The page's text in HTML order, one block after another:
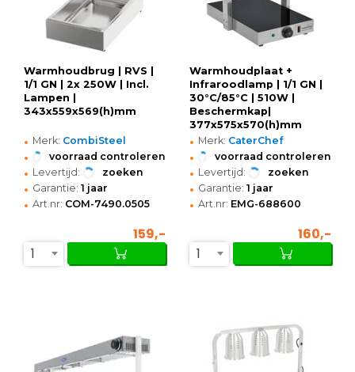
Warmhoudbrug | RVS |
1/1 GN | 2x 250W | Incl.
Lampen |
343x559x569(h)mm
• Merk: CombiSteel
• voorraad controleren
• Levertijd: zoeken
• Garantie: 1 jaar
• Art.nr: COM-7490.0505
159,-
1
Warmhoudplaat +
Infraroodlamp | 1/1 GN |
30°C/85°C | 510W |
Beschermkap|
377x575x570(h)mm
• Merk: CaterChef
• voorraad controleren
• Levertijd: zoeken
• Garantie: 1 jaar
• Art.nr: EMG-688600
160,-
1